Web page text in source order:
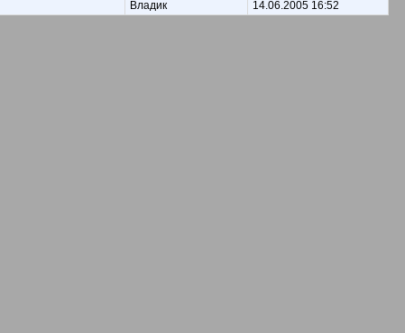
Владик 14.06.2005 16:52